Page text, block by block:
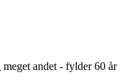
andet - fylder 60 år